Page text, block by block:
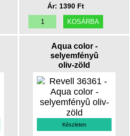
Ár: 1390 Ft
Aqua color -
selyemfényû
oliv-zöld
Készleten